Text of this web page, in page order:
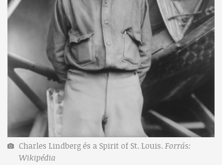
Charles Lindberg és a Spirit of St. Louis. Forrás:
Wikipédia